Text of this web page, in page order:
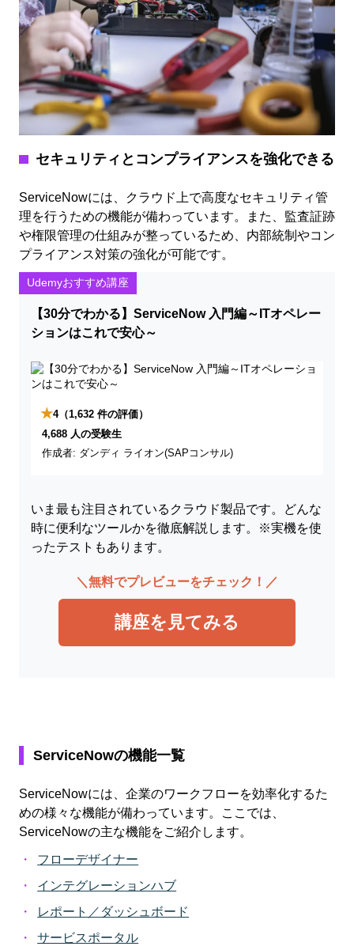
セキュリティとコンプライアンスを強化できる
ServiceNowには、クラウド上で高度なセキュリティ管
理を行うための機能が備わっています。また、監査証跡
や権限管理の仕組みが整っているため、内部統制やコン
プライアンス対策の強化が可能です。
Udemyおすすめ講座
【30分でわかる】ServiceNow 入門編～ITオペレー
ションはこれで安心～
★4（1,632 件の評価）
4,688 人の受験生
作成者: ダンディ ライオン(SAPコンサル)
いま最も注目されているクラウド製品です。どんな
時に便利なツールかを徹底解説します。※実機を使
ったテストもあります。
＼無料でプレビューをチェック！／
講座を見てみる
ServiceNowの機能一覧
ServiceNowには、企業のワークフローを効率化するた
めの様々な機能が備わっています。ここでは、
ServiceNowの主な機能をご紹介します。
フローデザイナー
インテグレーションハブ
レポート／ダッシュボード
サービスポータル